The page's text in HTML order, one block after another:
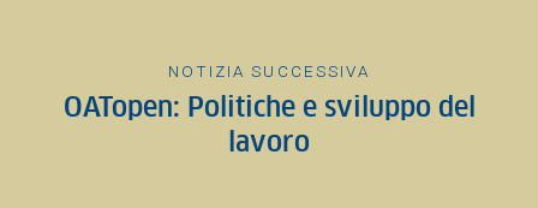
NOTIZIA SUCCESSIVA
OATopen: Politiche e sviluppo del
lavoro